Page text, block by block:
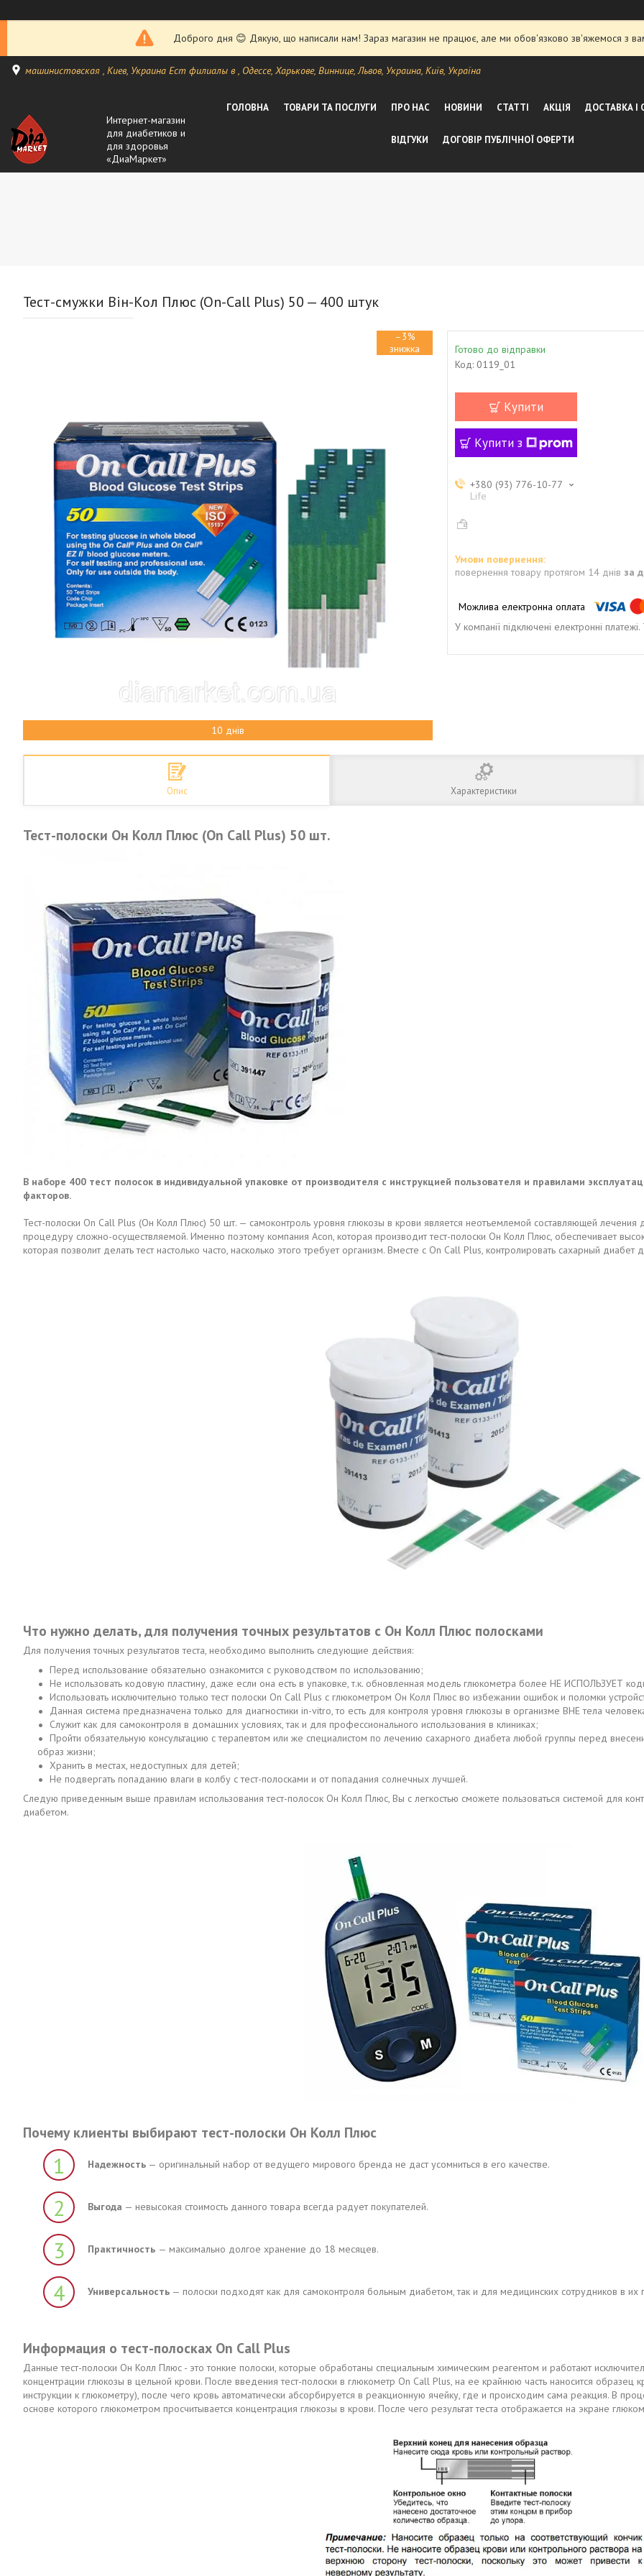
Доброго дня 😊 Дякую, що написали нам! Зараз магазин не працює, але ми обов'язково зв'яжемося з
машинистовская , Киев, Украина Ест филиалы в , Одессе, Харькове, Виннице, Львов, Украина, Київ, Україна
Интернет-магазин
для диабетиков и
для здоровья
«ДиаМаркет»
ГОЛОВНА ТОВАРИ ТА ПОСЛУГИ ПРО НАС НОВИНИ СТАТТІ АКЦІЯ ДОСТАВКА І
ВІДГУКИ ДОГОВІР ПУБЛІЧНОЇ ОФЕРТИ
Тест-смужки Він-Кол Плюс (On-Call Plus) 50 — 400 штук
–3%
10 днів
Готово до відправки
Код: 0119_01
Купити
Купити з
+380 (93) 776-10-77
Life
повернення товару протягом 14 днів за
У компанії підключені електронні
Опис Характеристики
Тест-полоски Он Колл Плюс (On Call Plus) 50 шт.
В наборе 400 тест полосок в индивидуальной упаковке от производителя с инструкцией пользователя и правилами
факторов.
Тест-полоски On Call Plus (Он Колл Плюс) 50 шт. — самоконтроль уровня глюкозы в крови является неотъемлемой составляющей лечения
процедуру сложно-осуществляемой. Именно поэтому компания Acon, которая производит тест-полоски Он Колл Плюс, обеспечивает
которая позволит делать тест настолько часто, насколько этого требует организм. Вместе с On Call Plus, контролировать сахарный
Что нужно делать, для получения точных результатов с Он Колл Плюс полосками
Для получения точных результатов теста, необходимо выполнить следующие действия:
Перед использование обязательно ознакомится с руководством по использованию;
Не использовать кодовую пластину, даже если она есть в упаковке, т.к. обновленная модель глюкометра более НЕ ИСПОЛЬЗУЕТ
Использовать исключительно только тест полоски On Call Plus с глюкометром Он Колл Плюс во избежании ошибок и поломки
Данная система предназначена только для диагностики in-vitro, то есть для контроля уровня глюкозы в организме ВНЕ тела
Служит как для самоконтроля в домашних условиях, так и для профессионального использования в клиниках;
Пройти обязательную консультацию с терапевтом или же специалистом по лечению сахарного диабета любой группы перед
образ жизни;
Хранить в местах, недоступных для детей;
Не подвергать попаданию влаги в колбу с тест-полосками и от попадания солнечных лучшей.
Следую приведенным выше правилам использования тест-полосок Он Колл Плюс, Вы с легкостью сможете пользоваться системой для
диабетом.
Почему клиенты выбирают тест-полоски Он Колл Плюс
1 Надежность — оригинальный набор от ведущего мирового бренда не даст усомниться в его качестве.
2 Выгода — невысокая стоимость данного товара всегда радует покупателей.
3 Практичность — максимально долгое хранение до 18 месяцев.
4 Универсальность — полоски подходят как для самоконтроля больным диабетом, так и для медицинских сотрудников в их
Информация о тест-полосках On Call Plus
Данные тест-полоски Он Колл Плюс - это тонкие полоски, которые обработаны специальным химическим реагентом и работают
концентрации глюкозы в цельной крови. После введения тест-полоски в глюкометр On Call Plus, на ее крайнюю часть наносится
инструкции к глюкометру), после чего кровь автоматически абсорбируется в реакционную ячейку, где и происходим сама реакция. В
основе которого глюкометром просчитывается концентрация глюкозы в крови. После чего результат теста отображается на экране